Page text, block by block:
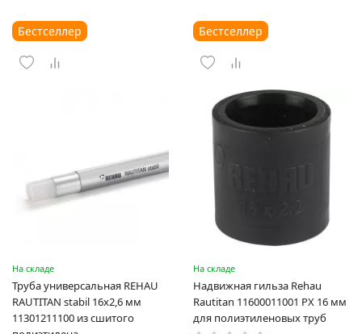
Бестселлер
На складе
Труба универсальная REHAU
RAUTITAN stabil 16х2,6 мм
11301211100 из сшитого
Бестселлер
На складе
Надвижная гильза Rehau
Rautitan 11600011001 PX 16 мм
для полиэтиленовых труб